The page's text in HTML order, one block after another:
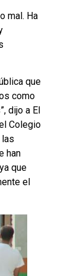
mal. Ha
que
como
dijo a El
Colegio
han
que
el